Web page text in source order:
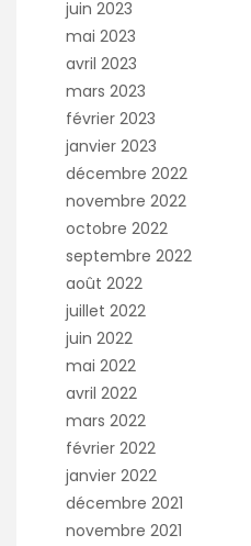
juin 2023
mai 2023
avril 2023
mars 2023
février 2023
janvier 2023
décembre 2022
novembre 2022
octobre 2022
septembre 2022
août 2022
juillet 2022
juin 2022
mai 2022
avril 2022
mars 2022
février 2022
janvier 2022
décembre 2021
novembre 2021